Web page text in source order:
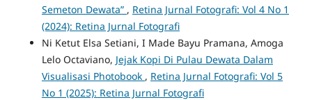
Semeton Dewata” , Retina Jurnal Fotografi: Vol 4 No 1
(2024): Retina Jurnal Fotografi
Ni Ketut Elsa Setiani, I Made Bayu Pramana, Amoga
Lelo Octaviano, Jejak Kopi Di Pulau Dewata Dalam
Visualisasi Photobook , Retina Jurnal Fotografi: Vol 5
No 1 (2025): Retina Jurnal Fotografi